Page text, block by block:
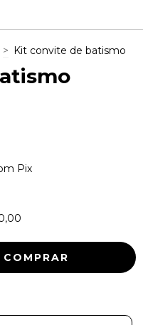
> Kit convite de batismo
Pix